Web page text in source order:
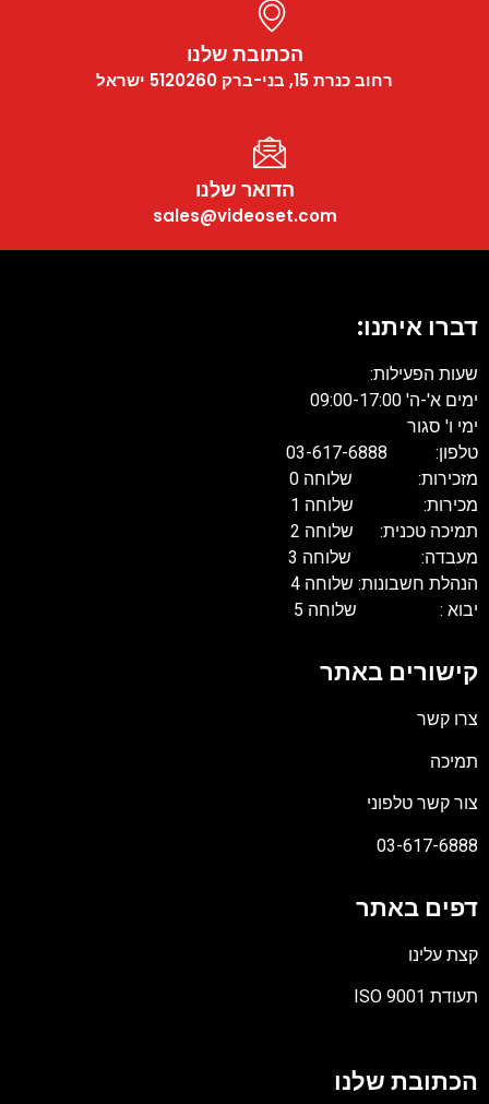
הכתובת שלנו
רחוב כנרת 15, בני-ברק 5120260 ישראל
הדואר שלנו
sales@videoset.com
דברו איתנו:
שעות הפעילות:
ימים א'-ה' 09:00-17:00
ימי ו' סגור
טלפון: 03-617-6888
מזכירות: שלוחה 0
מכירות: שלוחה 1
תמיכה טכנית: שלוחה 2
מעבדה: שלוחה 3
הנהלת חשבונות: שלוחה 4
יבוא : שלוחה 5
קישורים באתר
צרו קשר
תמיכה
צור קשר טלפוני
03-617-6888
דפים באתר
קצת עלינו
תעודת ISO 9001
PDF
הכתובת שלנו